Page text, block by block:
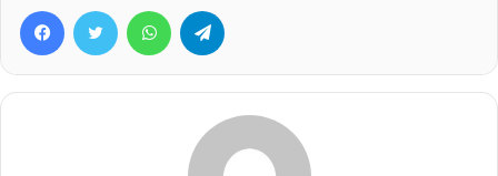
FacebookTwitter WhatsApp